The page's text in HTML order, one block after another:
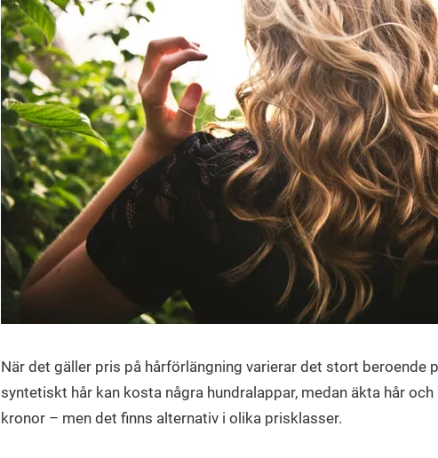
När det gäller pris på hårförlängning varierar det stort beroende
syntetiskt hår kan kosta några hundralappar, medan äkta hår
kronor – men det finns alternativ i olika prisklasser.